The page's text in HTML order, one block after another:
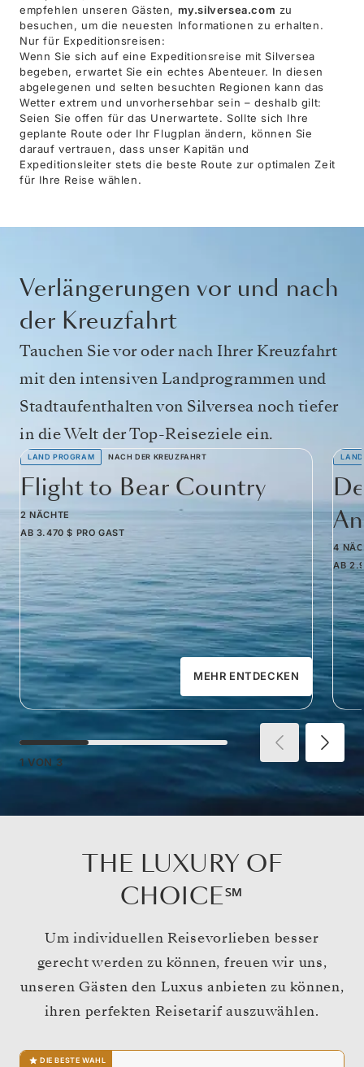
empfehlen unseren Gästen, my.silversea.com zu
besuchen, um die neuesten Informationen zu erhalten.
Nur für Expeditionsreisen:
Wenn Sie sich auf eine Expeditionsreise mit Silversea
begeben, erwartet Sie ein echtes Abenteuer. In diesen
abgelegenen und selten besuchten Regionen kann das
Wetter extrem und unvorhersehbar sein – deshalb gilt:
Seien Sie offen für das Unerwartete. Sollte sich Ihre
geplante Route oder Ihr Flugplan ändern, können Sie
darauf vertrauen, dass unser Kapitän und
Expeditionsleiter stets die beste Route zur optimalen Zeit
für Ihre Reise wählen.
Verlängerungen vor und nach
der Kreuzfahrt
Tauchen Sie vor oder nach Ihrer Kreuzfahrt
mit den intensiven Landprogrammen und
Stadtaufenthalten von Silversea noch tiefer
in die Welt der Top-Reiseziele ein.
LAND PROGRAM NACH DER KREUZFAHRT
Flight to Bear Country
2 NÄCHTE
AB 3.470 $ PRO GAST
MEHR ENTDECKEN
4
AB
1 VON 3
THE LUXURY OF
CHOICE℠
Um individuellen Reisevorlieben besser
gerecht werden zu können, freuen wir uns,
unseren Gästen den Luxus anbieten zu können,
ihren perfekten Reisetarif auszuwählen.
DIE BESTE WAHL